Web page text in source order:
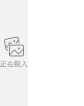
正在載入